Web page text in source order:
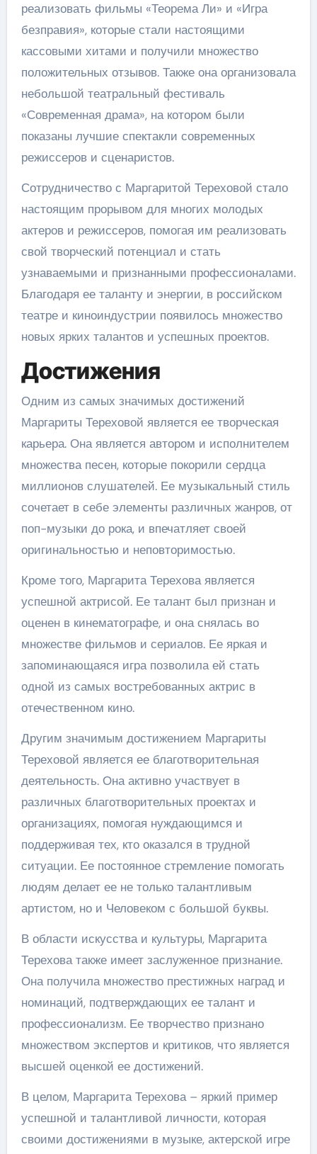
реализовать фильмы «Теорема Ли» и «Игра
безправия», которые стали настоящими
кассовыми хитами и получили множество
положительных отзывов. Также она организовала
небольшой театральный фестиваль
«Современная драма», на котором были
показаны лучшие спектакли современных
режиссеров и сценаристов.
Сотрудничество с Маргаритой Тереховой стало
настоящим прорывом для многих молодых
актеров и режиссеров, помогая им реализовать
свой творческий потенциал и стать
узнаваемыми и признанными профессионалами.
Благодаря ее таланту и энергии, в российском
театре и киноиндустрии появилось множество
новых ярких талантов и успешных проектов.
Достижения
Одним из самых значимых достижений
Маргариты Тереховой является ее творческая
карьера. Она является автором и исполнителем
множества песен, которые покорили сердца
миллионов слушателей. Ее музыкальный стиль
сочетает в себе элементы различных жанров, от
поп-музыки до рока, и впечатляет своей
оригинальностью и неповторимостью.
Кроме того, Маргарита Терехова является
успешной актрисой. Ее талант был признан и
оценен в кинематографе, и она снялась во
множестве фильмов и сериалов. Ее яркая и
запоминающаяся игра позволила ей стать
одной из самых востребованных актрис в
отечественном кино.
Другим значимым достижением Маргариты
Тереховой является ее благотворительная
деятельность. Она активно участвует в
различных благотворительных проектах и
организациях, помогая нуждающимся и
поддерживая тех, кто оказался в трудной
ситуации. Ее постоянное стремление помогать
людям делает ее не только талантливым
артистом, но и Человеком с большой буквы.
В области искусства и культуры, Маргарита
Терехова также имеет заслуженное признание.
Она получила множество престижных наград и
номинаций, подтверждающих ее талант и
профессионализм. Ее творчество признано
множеством экспертов и критиков, что является
высшей оценкой ее достижений.
В целом, Маргарита Терехова – яркий пример
успешной и талантливой личности, которая
своими достижениями в музыке, актерской игре